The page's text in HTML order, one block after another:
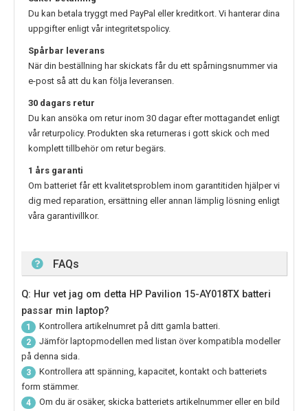
Du kan betala tryggt med PayPal eller kreditkort. Vi hanterar dina
uppgifter enligt vår integritetspolicy.
Spårbar leverans
När din beställning har skickats får du ett spårningsnummer via
e-post så att du kan följa leveransen.
30 dagars retur
Du kan ansöka om retur inom 30 dagar efter mottagandet enligt
vår returpolicy. Produkten ska returneras i gott skick och med
komplett tillbehör om retur begärs.
1 års garanti
Om batteriet får ett kvalitetsproblem inom garantitiden hjälper vi
dig med reparation, ersättning eller annan lämplig lösning enligt
våra garantivillkor.
FAQs
Q: Hur vet jag om detta HP Pavilion 15-AY018TX batteri
passar min laptop?
1 Kontrollera artikelnumret på ditt gamla batteri.
2
Jämför laptopmodellen med listan över kompatibla modeller
på denna sida.
3
Kontrollera att spänning, kapacitet, kontakt och batteriets
form stämmer.
4
Om du är osäker, skicka batteriets artikelnummer eller en bild